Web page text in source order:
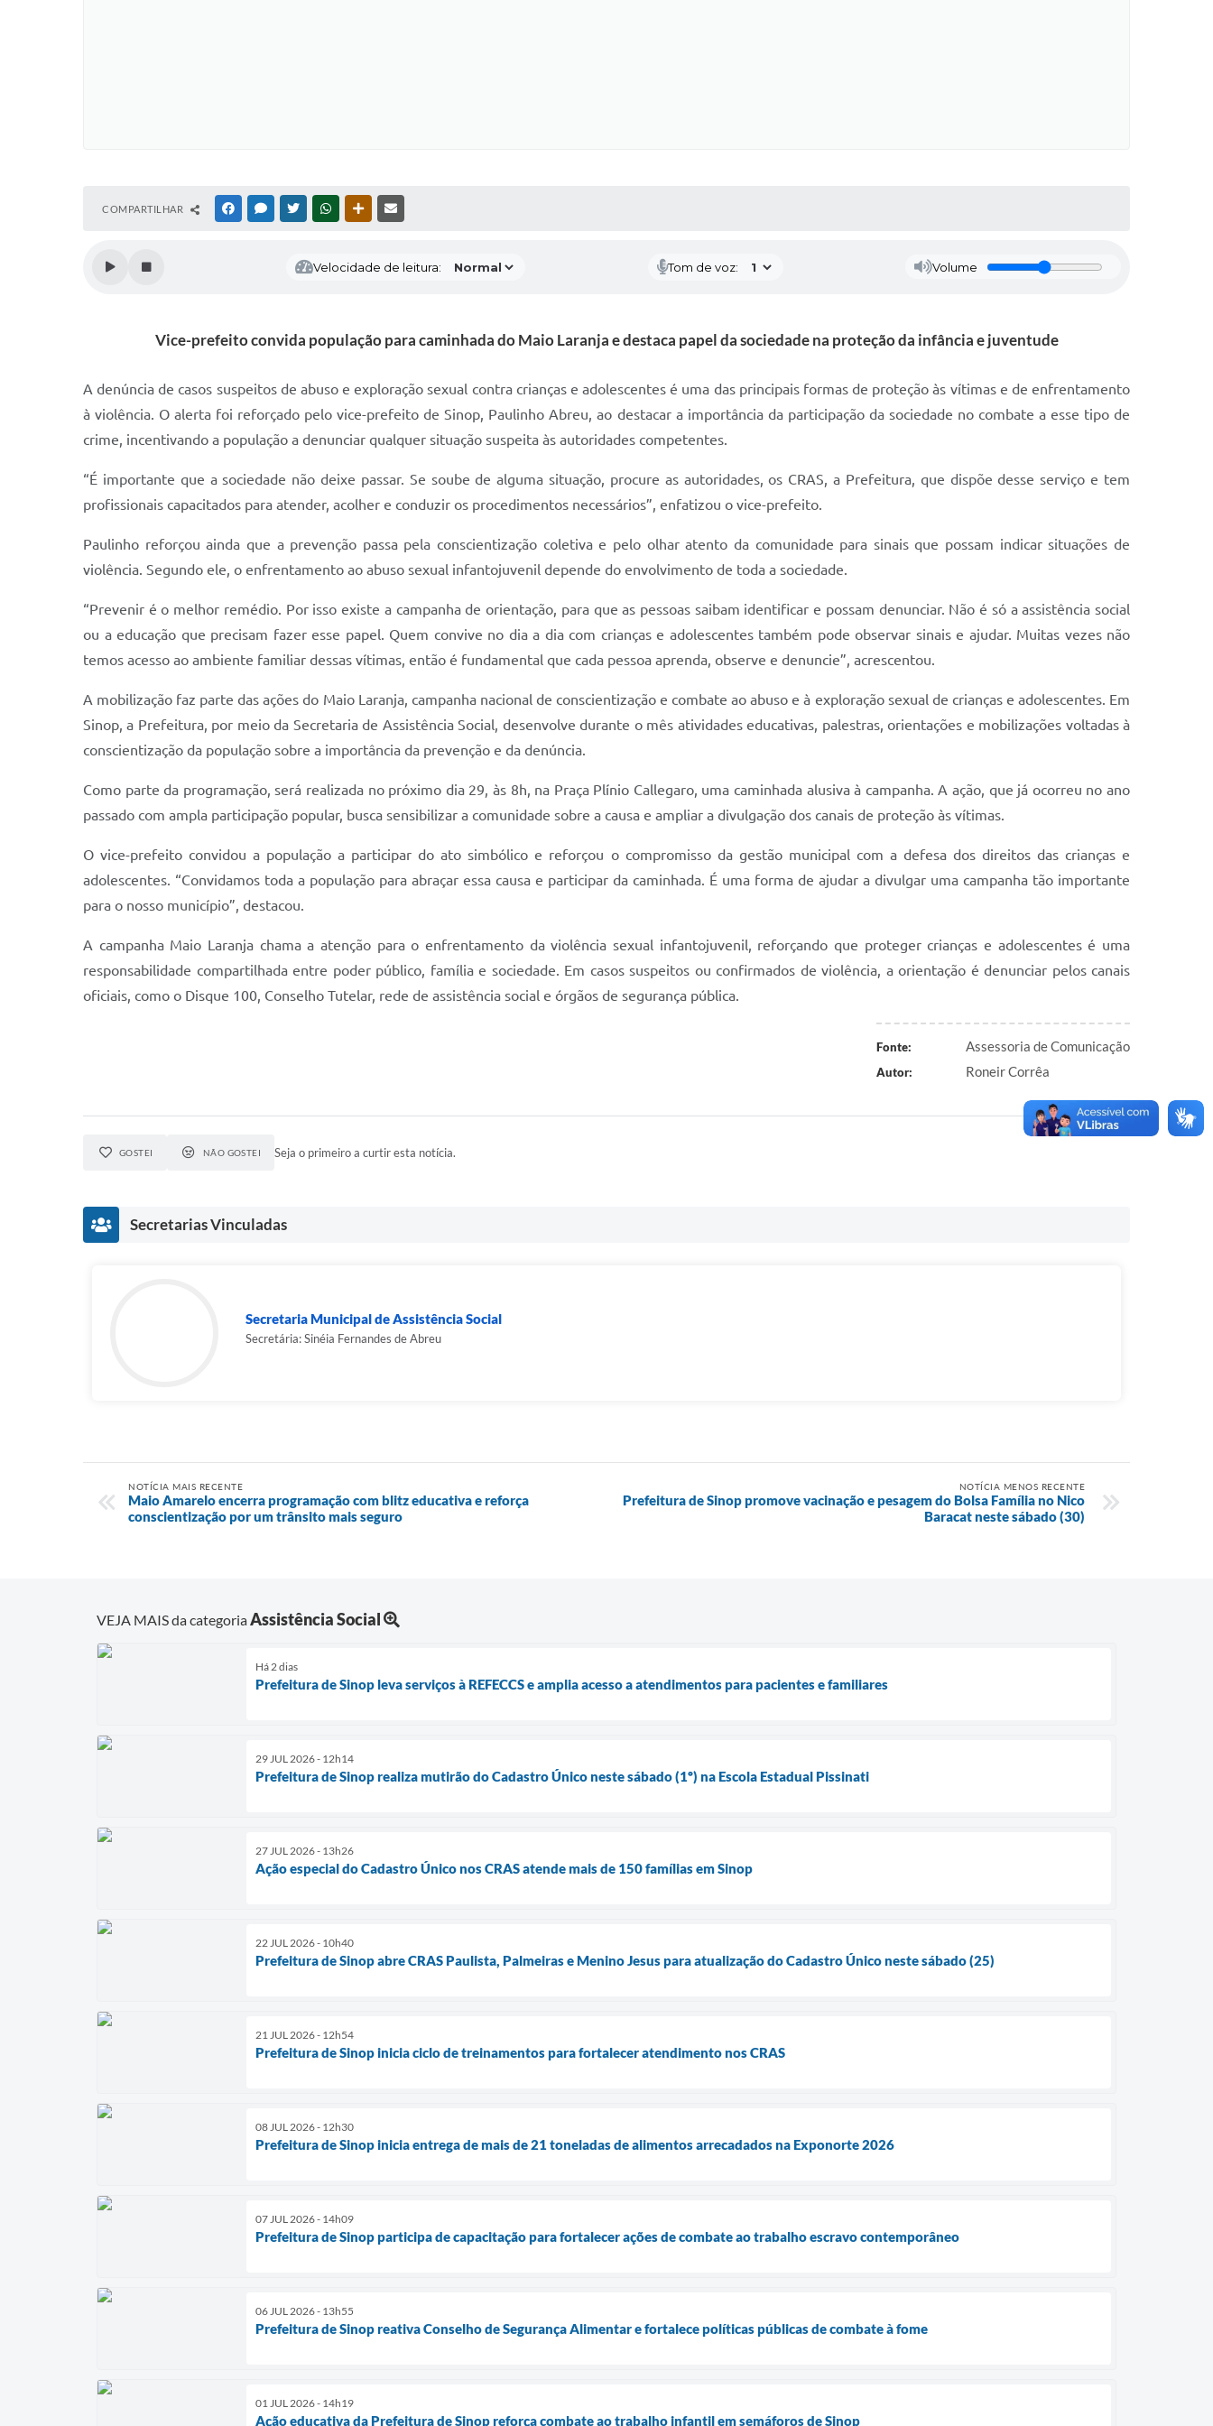
COMPARTILHAR FACEBOOKMESSENGER
TWITTERWHATSAPPOUTRAS MÍDIAS
Velocidade de leitura: Tom de voz: Volume
Vice-prefeito convida população para caminhada do Maio Laranja e destaca papel da sociedade na proteção da infância e juventude
A denúncia de casos suspeitos de abuso e exploração sexual contra crianças e adolescentes é uma das principais formas de proteção às vítimas e de enfrentamento
à violência. O alerta foi reforçado pelo vice-prefeito de Sinop, Paulinho Abreu, ao destacar a importância da participação da sociedade no combate a esse tipo de
crime, incentivando a população a denunciar qualquer situação suspeita às autoridades competentes.
“É importante que a sociedade não deixe passar. Se soube de alguma situação, procure as autoridades, os CRAS, a Prefeitura, que dispõe desse serviço e tem
profissionais capacitados para atender, acolher e conduzir os procedimentos necessários”, enfatizou o vice-prefeito.
Paulinho reforçou ainda que a prevenção passa pela conscientização coletiva e pelo olhar atento da comunidade para sinais que possam indicar situações de
violência. Segundo ele, o enfrentamento ao abuso sexual infantojuvenil depende do envolvimento de toda a sociedade.
“Prevenir é o melhor remédio. Por isso existe a campanha de orientação, para que as pessoas saibam identificar e possam denunciar. Não é só a assistência social
ou a educação que precisam fazer esse papel. Quem convive no dia a dia com crianças e adolescentes também pode observar sinais e ajudar. Muitas vezes não
temos acesso ao ambiente familiar dessas vítimas, então é fundamental que cada pessoa aprenda, observe e denuncie”, acrescentou.
A mobilização faz parte das ações do Maio Laranja, campanha nacional de conscientização e combate ao abuso e à exploração sexual de crianças e adolescentes. Em
Sinop, a Prefeitura, por meio da Secretaria de Assistência Social, desenvolve durante o mês atividades educativas, palestras, orientações e mobilizações voltadas à
conscientização da população sobre a importância da prevenção e da denúncia.
Como parte da programação, será realizada no próximo dia 29, às 8h, na Praça Plínio Callegaro, uma caminhada alusiva à campanha. A ação, que já ocorreu no ano
passado com ampla participação popular, busca sensibilizar a comunidade sobre a causa e ampliar a divulgação dos canais de proteção às vítimas.
O vice-prefeito convidou a população a participar do ato simbólico e reforçou o compromisso da gestão municipal com a defesa dos direitos das crianças e
adolescentes. “Convidamos toda a população para abraçar essa causa e participar da caminhada. É uma forma de ajudar a divulgar uma campanha tão importante
para o nosso município”, destacou.
A campanha Maio Laranja chama a atenção para o enfrentamento da violência sexual infantojuvenil, reforçando que proteger crianças e adolescentes é uma
responsabilidade compartilhada entre poder público, família e sociedade. Em casos suspeitos ou confirmados de violência, a orientação é denunciar pelos canais
oficiais, como o Disque 100, Conselho Tutelar, rede de assistência social e órgãos de segurança pública.
Fonte: Assessoria de Comunicação
Autor: Roneir Corrêa
GOSTEI NÃO GOSTEI Seja o primeiro a curtir esta notícia.
Secretarias Vinculadas
Secretaria Municipal de Assistência Social
Secretária: Sinéia Fernandes de Abreu
NOTÍCIA MAIS RECENTE
Maio Amarelo encerra programação com blitz educativa e reforça
conscientização por um trânsito mais seguro
NOTÍCIA MENOS RECENTE
Prefeitura de Sinop promove vacinação e pesagem do Bolsa Família no Nico
Baracat neste sábado (30)
VEJA MAIS da categoriaAssistência Social
Há 2 dias
Prefeitura de Sinop leva serviços à REFECCS e amplia acesso a atendimentos para pacientes e familiares
29 JUL 2026 - 12h14
Prefeitura de Sinop realiza mutirão do Cadastro Único neste sábado (1º) na Escola Estadual Pissinati
27 JUL 2026 - 13h26
Ação especial do Cadastro Único nos CRAS atende mais de 150 famílias em Sinop
22 JUL 2026 - 10h40
Prefeitura de Sinop abre CRAS Paulista, Palmeiras e Menino Jesus para atualização do Cadastro Único neste sábado (25)
21 JUL 2026 - 12h54
Prefeitura de Sinop inicia ciclo de treinamentos para fortalecer atendimento nos CRAS
08 JUL 2026 - 12h30
Prefeitura de Sinop inicia entrega de mais de 21 toneladas de alimentos arrecadados na Exponorte 2026
07 JUL 2026 - 14h09
Prefeitura de Sinop participa de capacitação para fortalecer ações de combate ao trabalho escravo contemporâneo
06 JUL 2026 - 13h55
Prefeitura de Sinop reativa Conselho de Segurança Alimentar e fortalece políticas públicas de combate à fome
01 JUL 2026 - 14h19
Ação educativa da Prefeitura de Sinop reforça combate ao trabalho infantil em semáforos de Sinop